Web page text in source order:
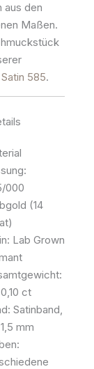
aus den
Maßen.
Satin 585.
000
(14
Lab Grown
ct
Satinband,
mm